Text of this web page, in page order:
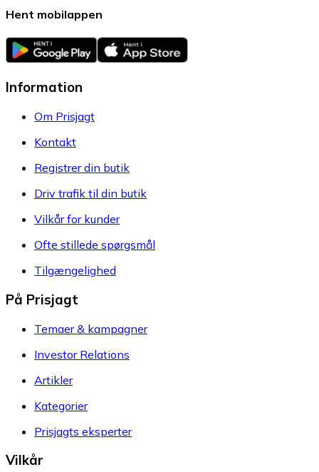
Hent mobilappen
Information
Om Prisjagt
Kontakt
Registrer din butik
Driv trafik til din butik
Vilkår for kunder
Ofte stillede spørgsmål
Tilgængelighed
På Prisjagt
Temaer & kampagner
Investor Relations
Artikler
Kategorier
Prisjagts eksperter
Vilkår